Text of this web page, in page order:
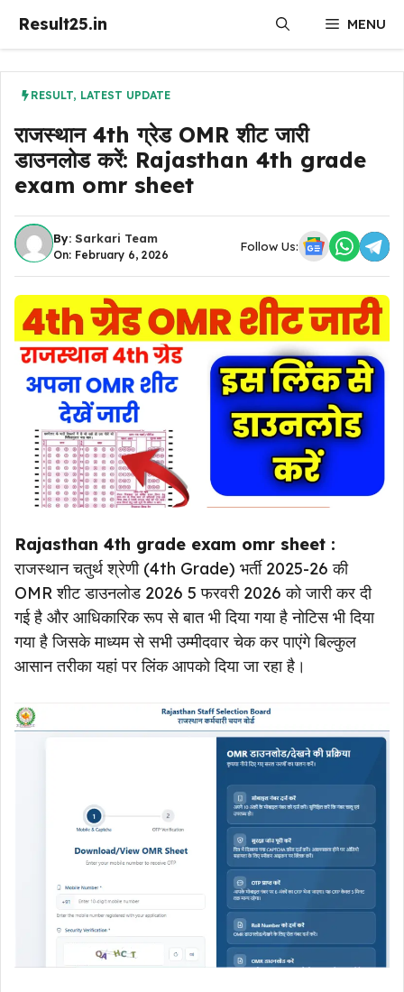
Result25.in MENU
RESULT, LATEST UPDATE
राजस्थान 4th ग्रेड OMR शीट जारी
डाउनलोड करें: Rajasthan 4th grade
exam omr sheet
By: Sarkari Team
On: February 6, 2026
Follow Us:
Rajasthan 4th grade exam omr sheet :
राजस्थान चतुर्थ श्रेणी (4th Grade) भर्ती 2025-26 की
OMR शीट डाउनलोड 2026 5 फरवरी 2026 को जारी कर दी
गई है और आधिकारिक रूप से बात भी दिया गया है नोटिस भी दिया
गया है जिसके माध्यम से सभी उम्मीदवार चेक कर पाएंगे बिल्कुल
आसान तरीका यहां पर लिंक आपको दिया जा रहा है।